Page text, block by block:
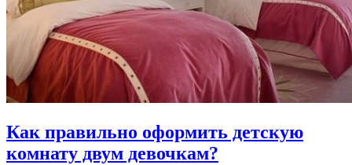
Как правильно оформить детскую
комнату двум девочкам?